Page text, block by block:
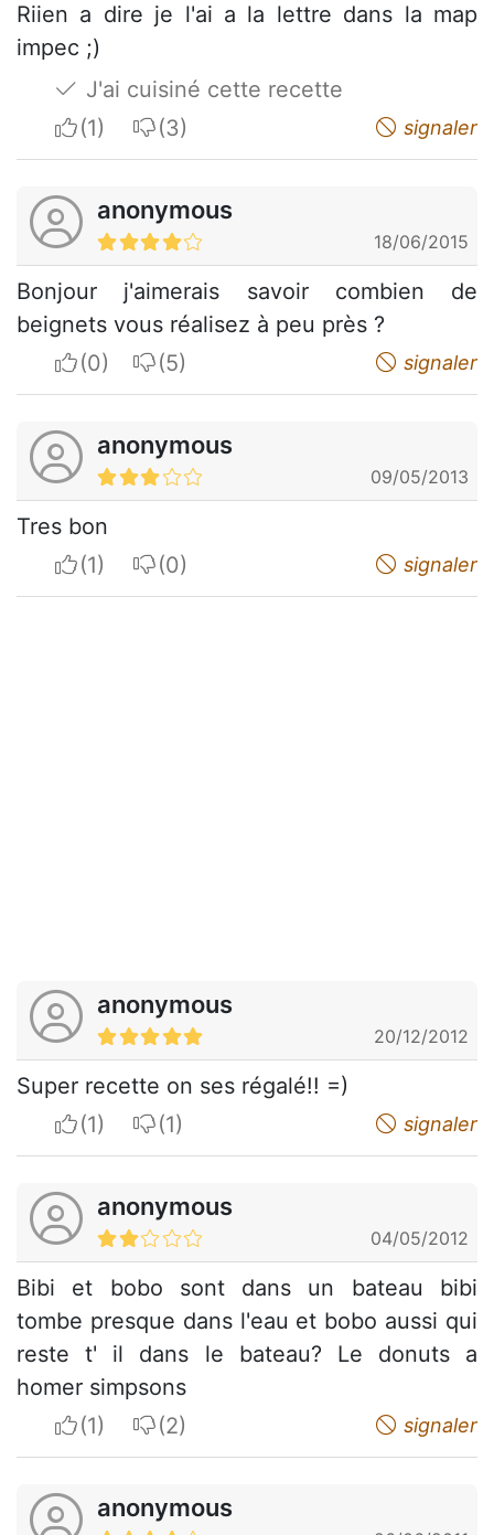
Riien a dire je l'ai a la lettre dans la map
impec ;)
J'ai cuisiné cette recette
I apreciateI do not appreciate signaler
anonymous
18/06/2015
Bonjour j'aimerais savoir combien de
beignets vous réalisez à peu près ?
I apreciateI do not appreciate signaler
anonymous
09/05/2013
Tres bon
I apreciateI do not appreciate signaler
anonymous
20/12/2012
Super recette on ses régalé!! =)
I apreciateI do not appreciate signaler
anonymous
04/05/2012
Bibi et bobo sont dans un bateau bibi
tombe presque dans l'eau et bobo aussi qui
reste t' il dans le bateau? Le donuts a
homer simpsons
I apreciateI do not appreciate signaler
anonymous